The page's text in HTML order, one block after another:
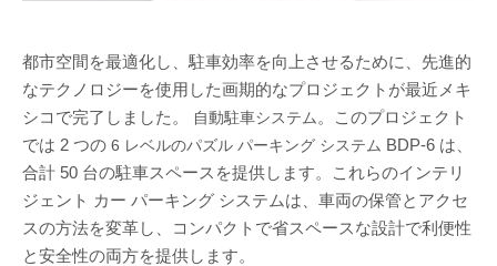
都市空間を最適化し、駐車効率を向上させるために、先進的
なテクノロジーを使用した画期的なプロジェクトが最近メキ
シコで完了しました。
自動駐車システム 。このプロジェクト
では 2 つの 6 レベルのパズル パーキング システム BDP-6 は、
合計 50 台の駐車スペースを提供します。これらのインテリ
ジェント カー パーキング システムは、車両の保管とアクセ
スの方法を変革し、コンパクトで省スペースな設計で利便性
と安全性の両方を提供します。